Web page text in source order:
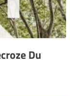
Du